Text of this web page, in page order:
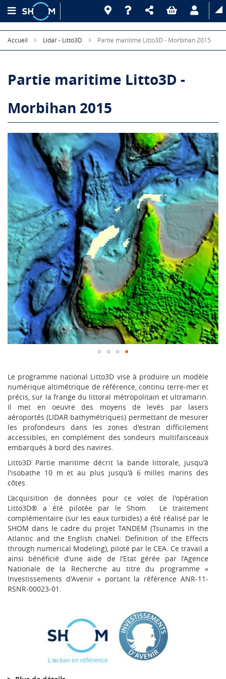
Accueil Lidar - Litto3D Partie maritime Litto3D - Morbihan 2015
Partie maritime Litto3D -
Morbihan 2015
Le programme national Litto3D vise à produire un modèle
numérique altimétrique de référence, continu terre-mer et
précis, sur la frange du littoral métropolitain et ultramarin.
Il met en oeuvre des moyens de levés par lasers
aéroportés (LIDAR bathymétriques) permettant de mesurer
les profondeurs dans les zones d'estran difficilement
accessibles, en complément des sondeurs multifaisceaux
embarqués à bord des navires.
Litto3D Partie maritime décrit la bande littorale, jusqu'à
l'isobathe 10 m et au plus jusqu'à 6 milles marins des
côtes.
L’acquisition de données pour ce volet de l'opération
Litto3D® a été pilotée par le Shom. Le traitement
complémentaire (sur les eaux turbides) a été réalisé par le
SHOM dans le cadre du projet TANDEM (Tsunamis in the
Atlantic and the English chaNel: Definition of the Effects
through numerical Modeling), piloté par le CEA. Ce travail a
ainsi bénéficié d’une aide de l’Etat gérée par l’Agence
Nationale de la Recherche au titre du programme «
Investissements d'Avenir » portant la référence ANR-11-
RSNR-00023-01.